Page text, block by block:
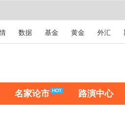
数据 基金 黄金 外汇
名家论市 路演中心